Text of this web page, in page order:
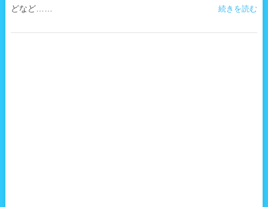
どなど……
続きを読む